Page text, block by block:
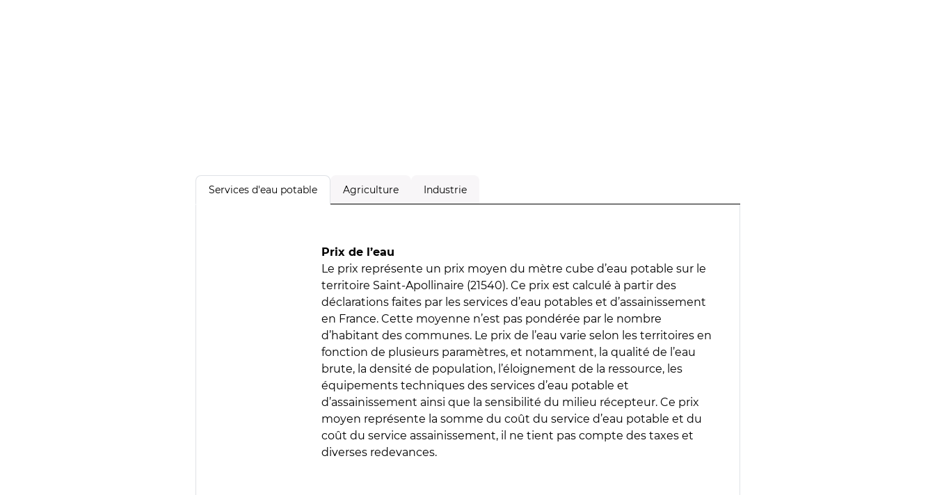
Services d'eau potable Agriculture Industrie
Prix de l’eau
Le prix représente un prix moyen du mètre cube d’eau potable sur le
territoire Saint-Apollinaire (21540). Ce prix est calculé à partir des
déclarations faites par les services d’eau potables et d’assainissement
en France. Cette moyenne n’est pas pondérée par le nombre
d’habitant des communes. Le prix de l’eau varie selon les territoires en
fonction de plusieurs paramètres, et notamment, la qualité de l’eau
brute, la densité de population, l’éloignement de la ressource, les
équipements techniques des services d’eau potable et
d’assainissement ainsi que la sensibilité du milieu récepteur. Ce prix
moyen représente la somme du coût du service d’eau potable et du
coût du service assainissement, il ne tient pas compte des taxes et
diverses redevances.